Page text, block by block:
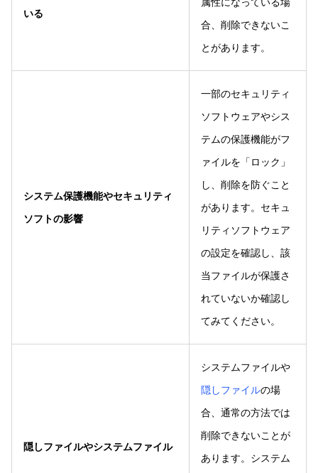
いる
合、削除できないこ
とがあります。
システム保護機能やセキュリティ
ソフトの影響
一部のセキュリティ
ソフトウェアやシス
テムの保護機能がフ
ァイルを「ロック」
し、削除を防ぐこと
があります。セキュ
リティソフトウェア
の設定を確認し、該
当ファイルが保護さ
れていないか確認し
てみてください。
隠しファイルやシステムファイル
システムファイルや
隠しファイルの場
合、通常の方法では
削除できないことが
あります。システム